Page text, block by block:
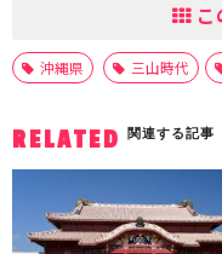
沖縄県 三山時代
RELATED 関連する記事